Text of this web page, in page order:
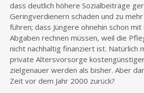
dass deutlich höhere Sozialbeiträge
Geringverdienern schaden und zu
führen; dass Jüngere ohnehin schon
Abgaben rechnen müssen, weil die
nicht nachhaltig finanziert ist. Natürlich
private Altersvorsorge
zielgenauer werden als bisher. Aber
Zeit vor dem Jahr 2000 zurück?